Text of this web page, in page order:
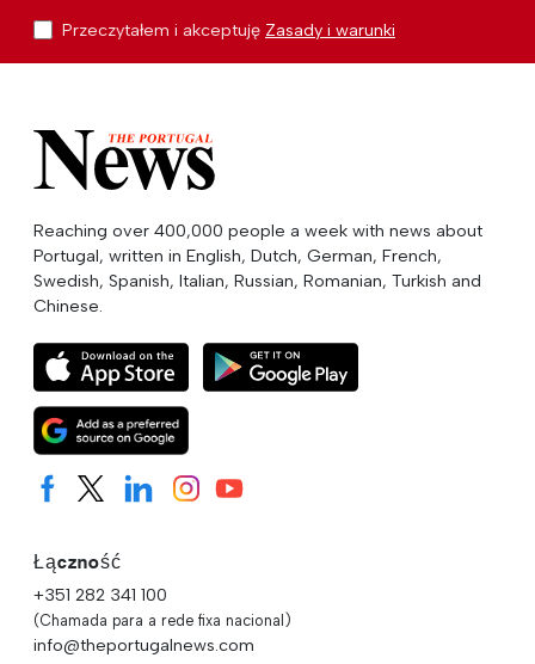
Przeczytałem i akceptuję Zasady i warunki
Reaching over 400,000 people a week with news about
Portugal, written in English, Dutch, German, French,
Swedish, Spanish, Italian, Russian, Romanian, Turkish and
Chinese.
Łączność
+351 282 341 100
(Chamada para a rede fixa nacional)
info@theportugalnews.com